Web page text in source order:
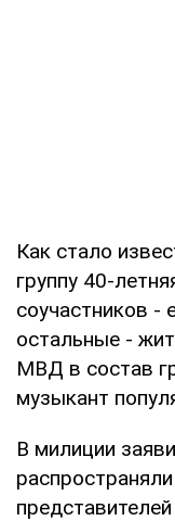
Как стало
группу 40-
соучастников -
остальные -
МВД в состав
музыкант
В милиции